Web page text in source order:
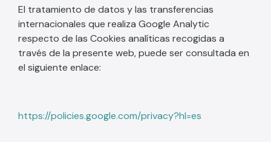
El tratamiento de datos y las transferencias
internacionales que realiza Google Analytic
respecto de las Cookies analíticas recogidas a
través de la presente web, puede ser consultada en
el siguiente enlace:
https://policies.google.com/privacy?hl=es